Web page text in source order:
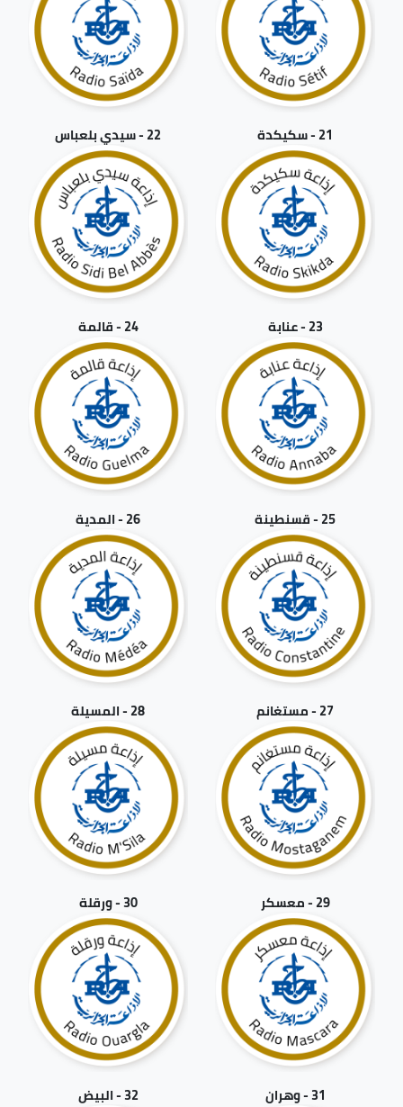
21 - سكيكدة 22 - سيدي بلعباس
23 - عنابة 24 - قالمة
25 - قسنطينة 26 - المدية
27 - مستغانم 28 - المسيلة
29 - معسكر 30 - ورقلة
31 - وهران 32 - البيض